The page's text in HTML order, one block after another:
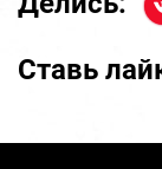
Ставь